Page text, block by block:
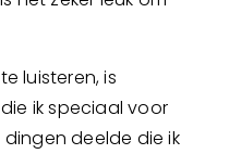
luisteren, is
ik speciaal voor
dingen deelde die ik